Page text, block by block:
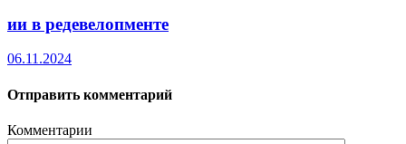
ии в редевелопменте
06.11.2024
Отправить комментарий
Комментарии